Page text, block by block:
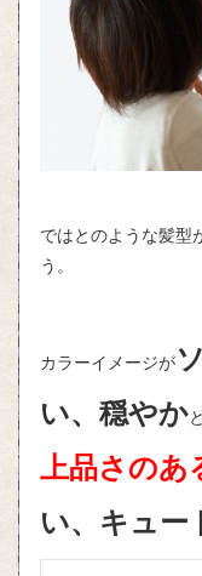
ではとのような髪型
う。
カラーイメージが
い、穏やか
上品さのあ
い、キュー